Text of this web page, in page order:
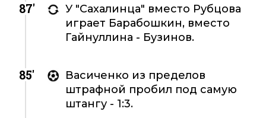
87'
У "Сахалинца" вместо Рубцова
играет Барабошкин, вместо
Гайнуллина - Бузинов.
85'
Васиченко из пределов
штрафной пробил под самую
штангу - 1:3.